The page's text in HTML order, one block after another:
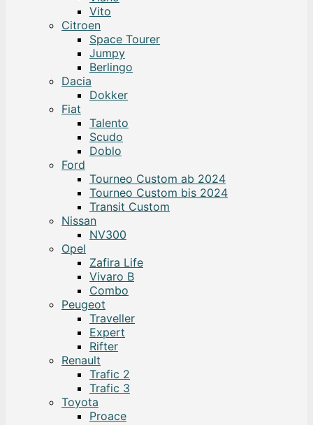
Vito
Citroen
Space Tourer
Jumpy
Berlingo
Dacia
Dokker
Fiat
Talento
Scudo
Doblo
Ford
Tourneo Custom ab 2024
Tourneo Custom bis 2024
Transit Custom
Nissan
NV300
Opel
Zafira Life
Vivaro B
Combo
Peugeot
Traveller
Expert
Rifter
Renault
Trafic 2
Trafic 3
Toyota
Proace